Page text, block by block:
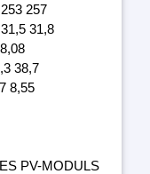
257
31,8
38,7
8,55
PV-MODULS